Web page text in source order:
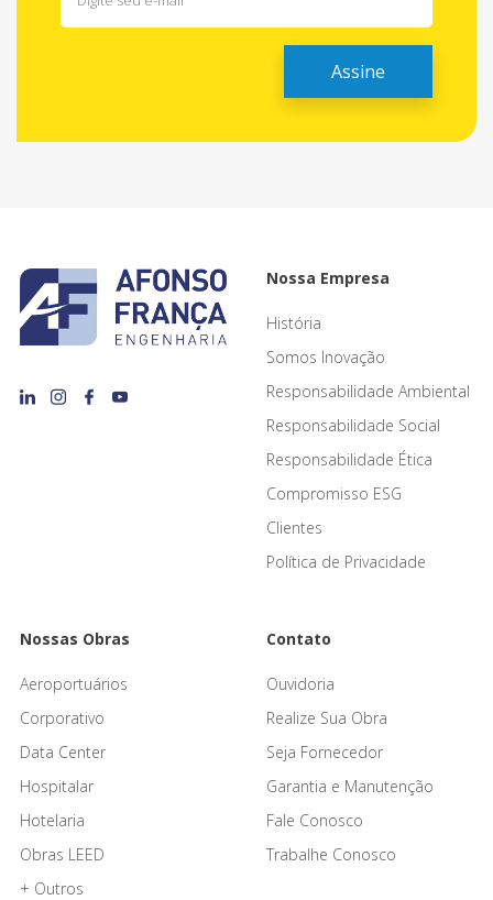
Nossa Empresa
História
Somos Inovação
Responsabilidade Ambiental
Responsabilidade Social
Responsabilidade Ética
Compromisso ESG
Clientes
Política de Privacidade
Nossas Obras
Aeroportuários
Corporativo
Data Center
Hospitalar
Hotelaria
Obras LEED
+ Outros
Contato
Ouvidoria
Realize Sua Obra
Seja Fornecedor
Garantia e Manutenção
Fale Conosco
Trabalhe Conosco